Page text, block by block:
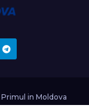
Primul in Moldova